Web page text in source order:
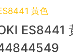
黃色
ES8441